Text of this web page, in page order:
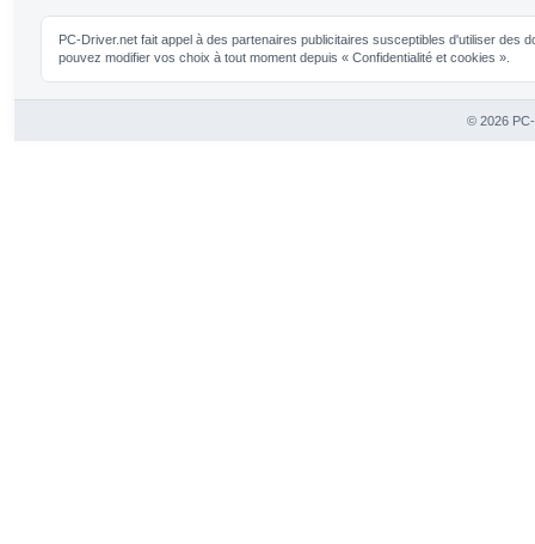
PC-Driver.net fait appel à des partenaires publicitaires susceptibles d'utiliser
pouvez modifier vos choix à tout moment depuis « Confidentialité et cookies ».
© 2026